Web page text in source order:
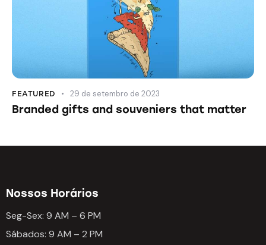
FEATURED 29 de setembro de 2023
Branded gifts and souveniers that matter
Nossos Horários
Seg-Sex: 9 AM – 6 PM
Sábados: 9 AM – 2 PM